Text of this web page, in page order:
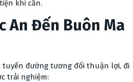
khi cần.
An Đến Buôn Ma
đường tương đối thuận lợi, đi
trải nghiệm: